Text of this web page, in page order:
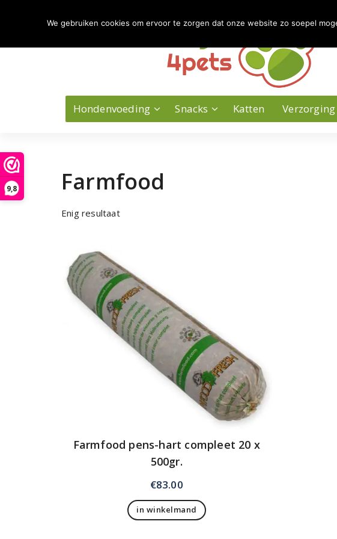
9,8
Hondenvoeding Snacks Katten Verzorging
Farmfood
Enig resultaat
Farmfood pens-hart compleet 20 x
500gr.
€83.00
in winkelmand
We gebruiken cookies om ervoor te zorgen dat onze website zo soepel